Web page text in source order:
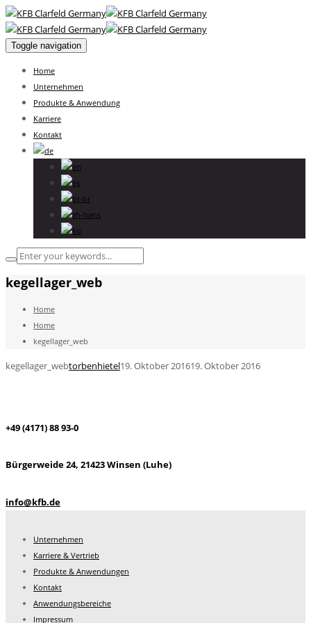
Toggle navigation
Home
Unternehmen
Produkte & Anwendung
Karriere
Kontakt
kegellager_web
Home
Home
kegellager_web
kegellager_webtorbenhietel19. Oktober 201619. Oktober 2016
+49 (4171) 88 93-0
Bürgerweide 24, 21423 Winsen (Luhe)
info@kfb.de
Unternehmen
Karriere & Vertrieb
Produkte & Anwendungen
Kontakt
Anwendungsbereiche
Impressum